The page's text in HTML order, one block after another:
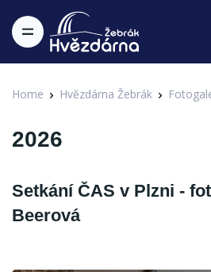
Home Hvězdárna Žebrák
2026
Setkání ČAS v Plzni -
Beerová